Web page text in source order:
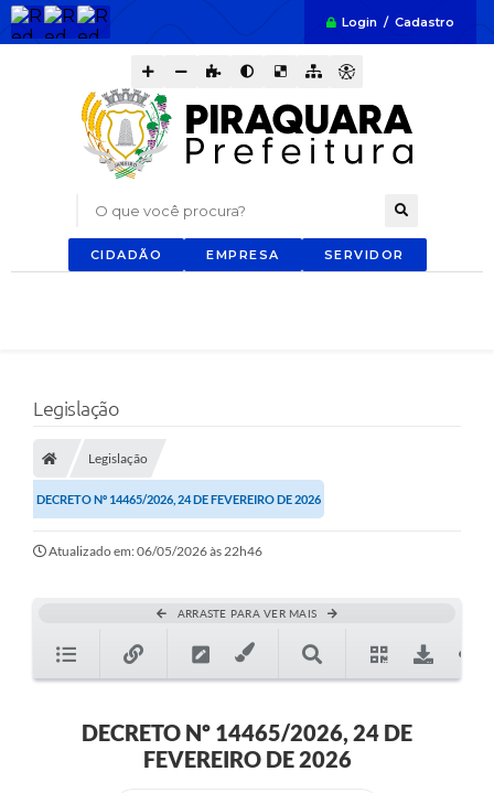
Login / Cadastro
O que você procura?
CIDADÃO EMPRESA SERVIDOR
Legislação
Legislação
DECRETO Nº 14465/2026, 24 DE FEVEREIRO DE 2026
Atualizado em: 06/05/2026 às 22h46
ARRASTE PARA VER MAIS
DECRETO Nº 14465/2026, 24 DE
FEVEREIRO DE 2026